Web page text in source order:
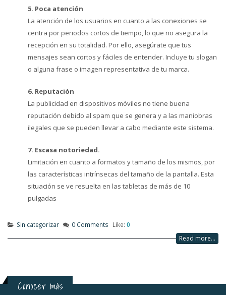
5. Poca atención
La atención de los usuarios en cuanto a las conexiones se
centra por periodos cortos de tiempo, lo que no asegura la
recepción en su totalidad. Por ello, asegúrate que tus
mensajes sean cortos y fáciles de entender. Incluye tu slogan
o alguna frase o imagen representativa de tu marca.
6. Reputación
La publicidad en dispositivos móviles no tiene buena
reputación debido al spam que se genera y a las maniobras
ilegales que se pueden llevar a cabo mediante este sistema.
7. Escasa notoriedad.
Limitación en cuanto a formatos y tamaño de los mismos, por
las características intrínsecas del tamaño de la pantalla. Esta
situación se ve resuelta en las tabletas de más de 10
pulgadas
Sin categorizar 0 Comments Like:0
Read more...
Conocer más